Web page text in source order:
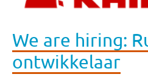
We are hiring:
ontwikkelaar